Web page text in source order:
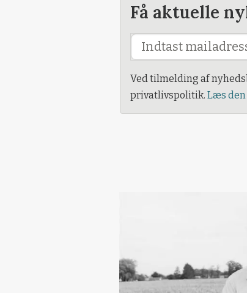
Få aktuelle
Ved tilmelding af
privatlivspolitik. Læs den